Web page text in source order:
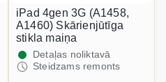
iPad 4gen 3G (A1458,
A1460) Skārienjūtīga
stikla maiņa
Detaļas noliktavā
Steidzams remonts